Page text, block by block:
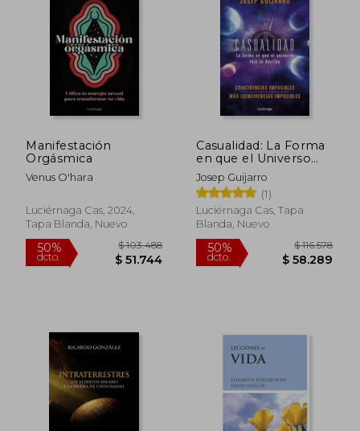
dcto.
Manifestación
Orgásmica
Venus O'hara
Luciérnaga Cas, 2024,
Tapa Blanda, Nuevo
Casualidad: La Forma
en que el Universo
Teje tu Destino
Josep Guijarro
(1)
Luciérnaga Cas, Tapa
Blanda, Nuevo